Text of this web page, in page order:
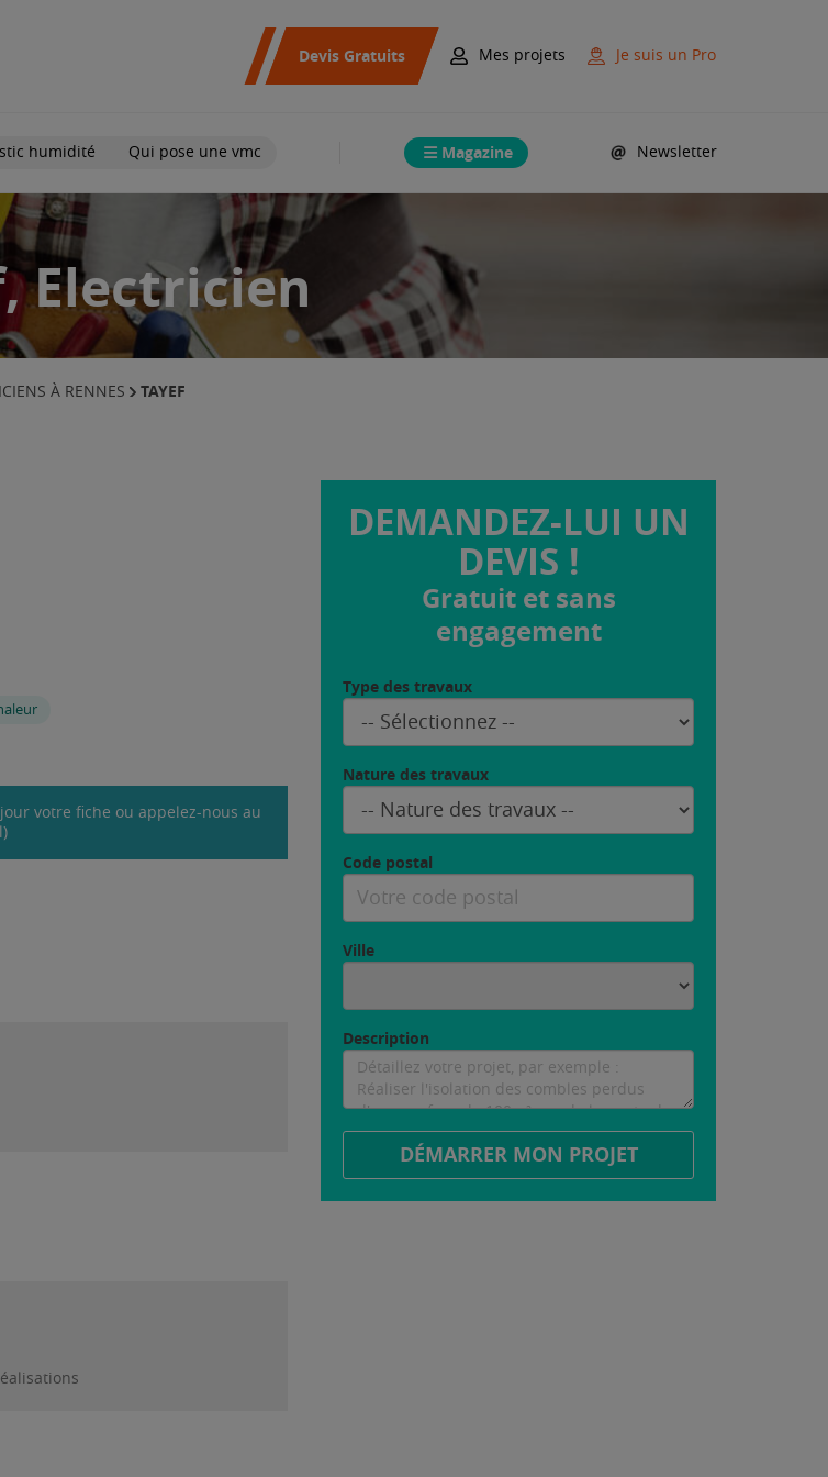
Devis Gratuits Mes projets Je suis un Pro
humidité Qui pose une vmc Magazine Newsletter
Electricien
À RENNES TAYEF
votre fiche ou appelez-nous au
DEMANDEZ-LUI UN
DEVIS !
Gratuit et sans
engagement
Type des travaux
Nature des travaux
Code postal
Ville
Description
DÉMARRER MON PROJET